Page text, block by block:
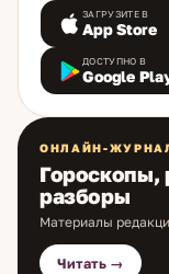
ЗАГРУЗИТЕ В
App Store
ДОСТУПНО В
Google
ОНЛАЙН-
Гороскопы,
разборы
Материалы
Читать →